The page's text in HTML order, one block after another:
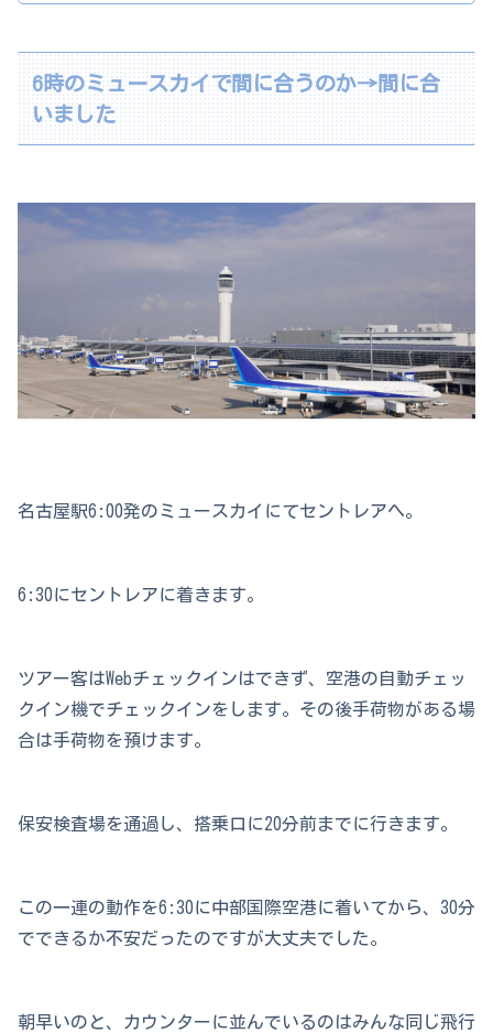
6時のミュースカイで間に合うのか→間に合
いました
名古屋駅6:00発のミュースカイにてセントレアへ。
6:30にセントレアに着きます。
ツアー客はWebチェックインはできず、空港の自動チェッ
クイン機でチェックインをします。その後手荷物がある場
合は手荷物を預けます。
保安検査場を通過し、搭乗口に20分前までに行きます。
この一連の動作を6:30に中部国際空港に着いてから、30分
でできるか不安だったのですが大丈夫でした。
朝早いのと、カウンターに並んでいるのはみんな同じ飛行